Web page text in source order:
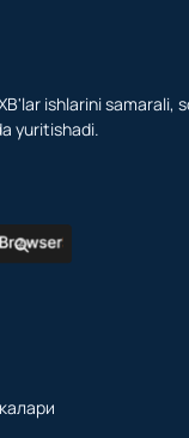
ishlarini samarali,
yuritishadi.